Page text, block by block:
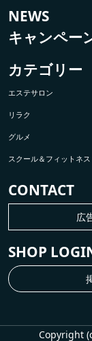
NEWS
キャンペー
カテゴリー
エステサロン
リラク
グルメ
スクール＆フィットネス
SHOP
CONTACT
広
Copyright